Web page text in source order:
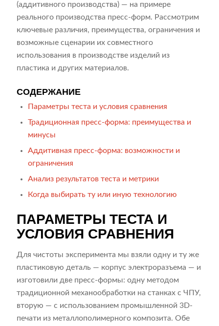
(аддитивного производства) — на примере
реального производства пресс-форм. Рассмотрим
ключевые различия, преимущества, ограничения и
возможные сценарии их совместного
использования в производстве изделий из
пластика и других материалов.
СОДЕРЖАНИЕ
Параметры теста и условия сравнения
Традиционная пресс-форма: преимущества и
минусы
Аддитивная пресс-форма: возможности и
ограничения
Анализ результатов теста и метрики
Когда выбирать ту или иную технологию
ПАРАМЕТРЫ ТЕСТА И
УСЛОВИЯ СРАВНЕНИЯ
Для чистоты эксперимента мы взяли одну и ту же
пластиковую деталь — корпус электроразъема — и
изготовили две пресс-формы: одну методом
традиционной механообработки на станках с ЧПУ,
вторую — с использованием промышленной 3D-
печати из металлополимерного композита. Обе